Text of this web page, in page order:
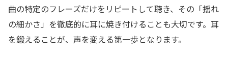
曲の特定のフレーズだけをリピートして聴き、その「揺れ
の細かさ」を徹底的に耳に焼き付けることも大切です。耳
を鍛えることが、声を変える第一歩となります。